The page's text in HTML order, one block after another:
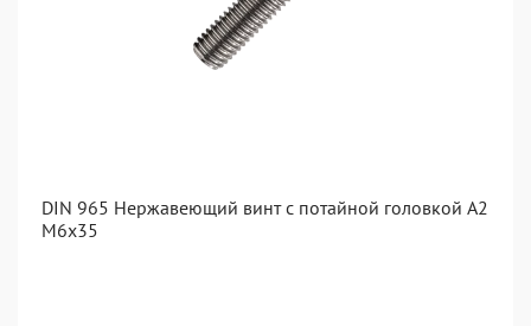
DIN 965 Нержавеющий винт с потайной головкой А2
М6x35